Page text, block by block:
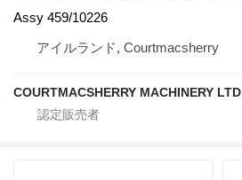
Assy 459/10226
アイルランド, Courtmacsherry
COURTMACSHERRY MACHINERY LTD